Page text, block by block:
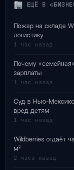
ЕЩЁ В
Пожар на складе
логистику
1 час назад
Почему
зарплаты
1 час назад
Суд в Нью-
вред детям
1 час назад
Wildberries отдаёт
м²
2 часа назад